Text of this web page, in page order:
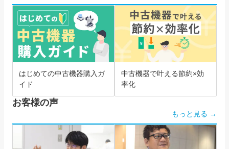
はじめての中古機器購入ガ
イド
中古機器で叶える節約×効
率化
お客様の声
もっと見る →